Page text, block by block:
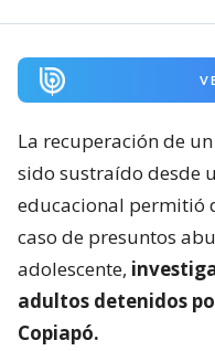
La recuperación de
sido sustraído desde
educacional permitió
caso de presuntos
adolescente,
adultos detenidos
Copiapó.